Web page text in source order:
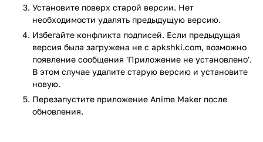
VirusTotal. В результате проверки по всем последним
сигнатурам заражения файлов не выявлено.
Установите поверх старой версии. Нет
необходимости удалять предыдущую версию.
Избегайте конфликта подписей. Если предыдущая
версия была загружена не с apkshki.com, возможно
появление сообщения 'Приложение не установлено'.
В этом случае удалите старую версию и установите
новую.
Перезапустите приложениe Anime Maker после
обновления.